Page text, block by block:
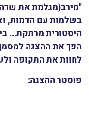
"מירב(מגלמת את
בשלמות עם הדמות,
היסטורית מרתקת...
הפך את ההצגה
לחוות את התקופה
פוסטר ההצגה: